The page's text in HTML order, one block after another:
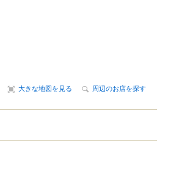
大きな地図を見る 周辺のお店を探す